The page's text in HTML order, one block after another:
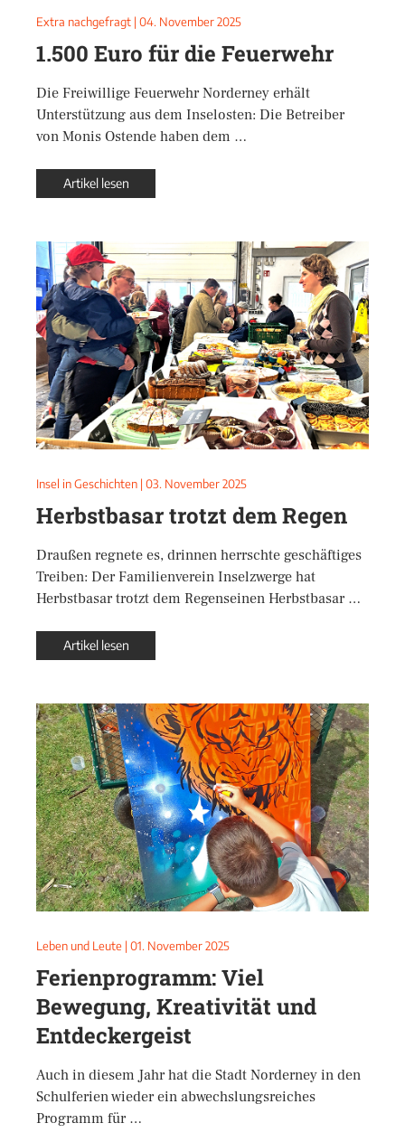
Extra nachgefragt | 04. November 2025
1.500 Euro für die Feuerwehr
Die Freiwillige Feuerwehr Norderney erhält
Unterstützung aus dem Inselosten: Die Betreiber
von Monis Ostende haben dem …
Artikel lesen
Insel in Geschichten | 03. November 2025
Herbstbasar trotzt dem Regen
Draußen regnete es, drinnen herrschte geschäftiges
Treiben: Der Familienverein Inselzwerge hat
Herbstbasar trotzt dem Regenseinen Herbstbasar …
Artikel lesen
Leben und Leute | 01. November 2025
Ferienprogramm: Viel
Bewegung, Kreativität und
Entdeckergeist
Auch in diesem Jahr hat die Stadt Norderney in den
Schulferien wieder ein abwechslungsreiches
Programm für …